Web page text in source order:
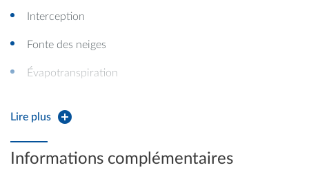
Interception
Fonte des neiges
Évapotranspiration
Ruissellement de surface et chemins de l'eau
Lire plus
Informations complémentaires